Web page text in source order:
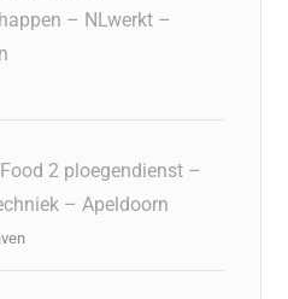
– NLwerkt –
2 ploegendienst –
– Apeldoorn